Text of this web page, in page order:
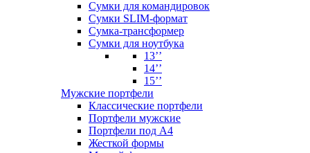
Сумки для командировок
Сумки SLIM-формат
Сумка-трансформер
Сумки для ноутбука
13’’
14’’
15’’
Мужские портфели
Классические портфели
Портфели мужские
Портфели под А4
Жесткой формы